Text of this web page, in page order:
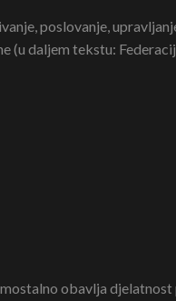
poslovanje,
(u daljem tekstu:
obavlja